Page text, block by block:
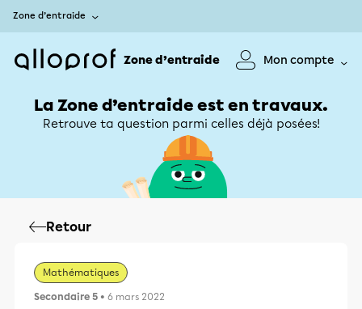
Zone d’entraide
Zone d’entraide Mon compte
La Zone d’entraide est en travaux.
Retrouve ta question parmi celles déjà posées!
Retour
Mathématiques
Secondaire 5 • 6 mars 2022